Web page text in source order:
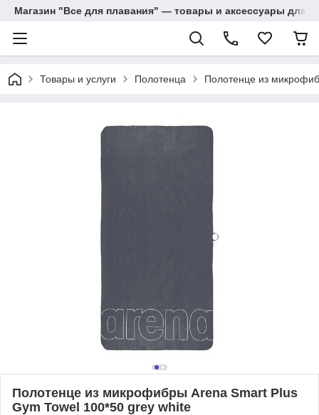
Магазин "Все для плавания" — товары и аксессуары для
Товары и услуги Полотенца Полотенце из
Полотенце из микрофибры Arena Smart Plus
Gym Towel 100*50 grey white